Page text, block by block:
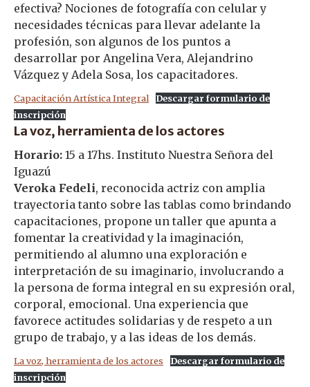
efectiva? Nociones de fotografía con celular y
necesidades técnicas para llevar adelante la
profesión, son algunos de los puntos a
desarrollar por Angelina Vera, Alejandrino
Vázquez y Adela Sosa, los capacitadores.
Capacitación Artística Integral
Descargar formulario de
inscripción
La voz, herramienta de los actores
Horario: 15 a 17hs. Instituto Nuestra Señora del
Iguazú
Veroka Fedeli, reconocida actriz con amplia
trayectoria tanto sobre las tablas como brindando
capacitaciones, propone un taller que apunta a
fomentar la creatividad y la imaginación,
permitiendo al alumno una exploración e
interpretación de su imaginario, involucrando a
la persona de forma integral en su expresión oral,
corporal, emocional. Una experiencia que
favorece actitudes solidarias y de respeto a un
grupo de trabajo, y a las ideas de los demás.
La voz, herramienta de los actores
Descargar formulario de
inscripción